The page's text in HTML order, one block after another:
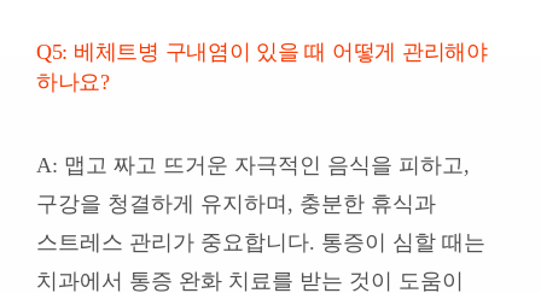
Q5: 베체트병 구내염이 있을 때 어떻게 관리해야
하나요?
A: 맵고 짜고 뜨거운 자극적인 음식을 피하고,
구강을 청결하게 유지하며, 충분한 휴식과
스트레스 관리가 중요합니다. 통증이 심할 때는
치과에서 통증 완화 치료를 받는 것이 도움이